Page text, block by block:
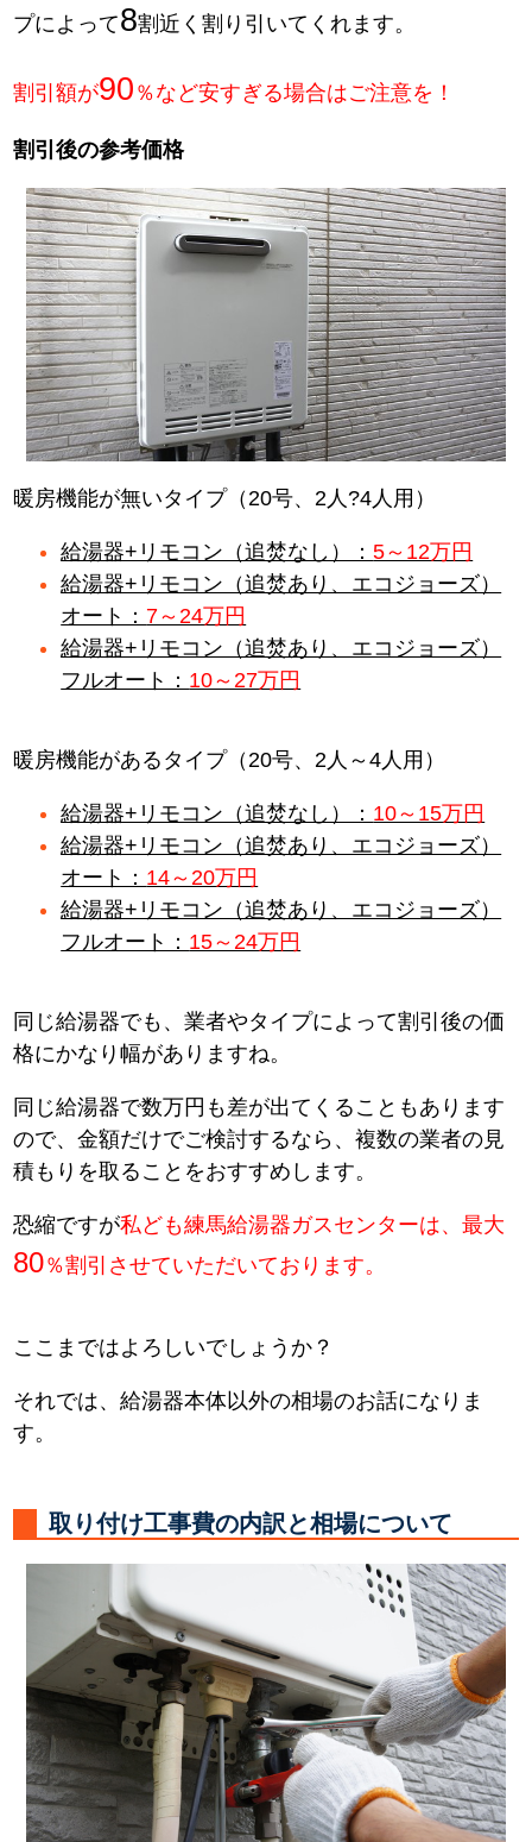
プによって8割近く割り引いてくれます。
割引額が90 ％など安すぎる場合はご注意を！
割引後の参考価格
暖房機能が無いタイプ（20号、2人?4人用）
給湯器+リモコン（追焚なし）：5～12万円
給湯器+リモコン（追焚あり、エコジョーズ）
オート： 7～24万円
給湯器+リモコン（追焚あり、エコジョーズ）
フルオート： 10～27万円
暖房機能があるタイプ（20号、2人～4人用）
給湯器+リモコン（追焚なし）： 10～15万円
給湯器+リモコン（追焚あり、エコジョーズ）
オート： 14～20万円
給湯器+リモコン（追焚あり、エコジョーズ）
フルオート： 15～24万円
同じ給湯器でも、業者やタイプによって割引後の価
格にかなり幅がありますね。
同じ給湯器で数万円も差が出てくることもあります
ので、金額だけでご検討するなら、複数の業者の見
積もりを取ることをおすすめします。
恐縮ですが私ども練馬給湯器ガスセンターは、最大
80％割引させていただいております。
ここまではよろしいでしょうか？
それでは、給湯器本体以外の相場のお話になりま
す。
取り付け工事費の内訳と相場について